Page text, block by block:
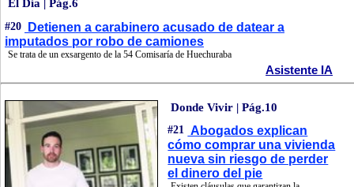
El Día | Pág.6
#20
Detienen a carabinero acusado de datear a
imputados por robo de camiones
Se trata de un exsargento de la 54 Comisaría de Huechuraba
Asistente IA
Donde Vivir | Pág.10
#21 Abogados explican
cómo comprar una vivienda
nueva sin riesgo de perder
el dinero del pie